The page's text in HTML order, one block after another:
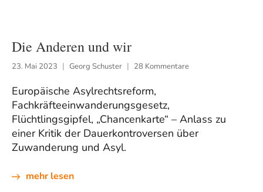
Die Anderen und wir
23. Mai 2023 Georg Schuster 28 Kommentare
Europäische Asylrechtsreform,
Fachkräfteeinwanderungsgesetz,
Flüchtlingsgipfel, „Chancenkarte“ – Anlass zu
einer Kritik der Dauerkontroversen über
Zuwanderung und Asyl.
mehr lesen